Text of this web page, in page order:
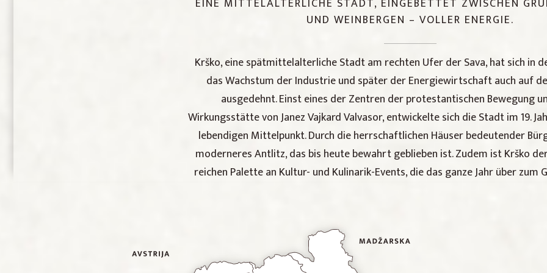
EINE MITTELALTERLICHE STADT, EINGEBETTET ZWISCHEN
UND WEINBERGEN – VOLLER ENERGIE.
Krško, eine spätmittelalterliche Stadt am rechten Ufer der Sava, hat sich in
das Wachstum der Industrie und später der Energiewirtschaft auch auf
ausgedehnt. Einst eines der Zentren der protestantischen Bewegung
Wirkungsstätte von Janez Vajkard Valvasor, entwickelte sich die Stadt im 19.
lebendigen Mittelpunkt. Durch die herrschaftlichen Häuser bedeutender
moderneres Antlitz, das bis heute bewahrt geblieben ist. Zudem ist Krško
reichen Palette an Kultur- und Kulinarik-Events, die das ganze Jahr über zum